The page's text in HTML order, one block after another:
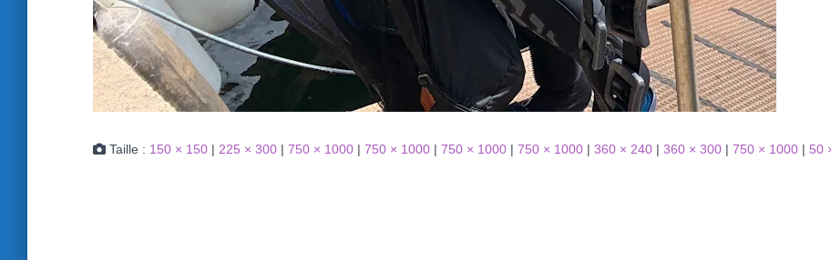
Taille : 150 × 150 | 225 × 300 | 750 × 1000 | 750 × 1000 | 750 × 1000 | 750 × 1000 | 360 × 240 | 360 × 300 | 750 × 1000 | 50